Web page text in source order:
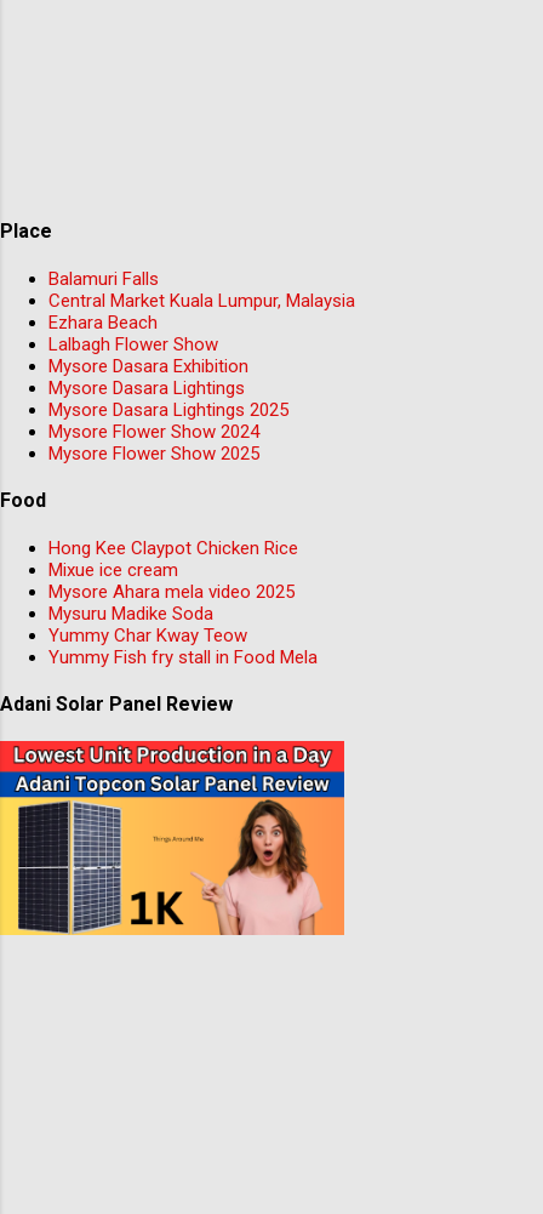
Place
Balamuri Falls
Central Market Kuala Lumpur, Malaysia
Ezhara Beach
Lalbagh Flower Show
Mysore Dasara Exhibition
Mysore Dasara Lightings
Mysore Dasara Lightings 2025
Mysore Flower Show 2024
Mysore Flower Show 2025
Food
Hong Kee Claypot Chicken Rice
Mixue ice cream
Mysore Ahara mela video 2025
Mysuru Madike Soda
Yummy Char Kway Teow
Yummy Fish fry stall in Food Mela
Adani Solar Panel Review